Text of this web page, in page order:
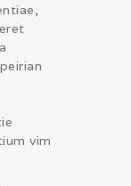
vim